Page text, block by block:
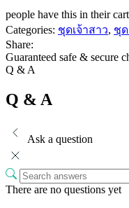
people have this in their
Categories: ชุดเจ้าสาว, ชุ
Share:
Guaranteed safe & secure
Q & A
Q & A
Ask a question
There are no questions yet